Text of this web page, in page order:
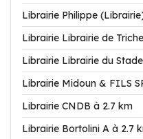
Librairie Philippe
Librairie Librairie de
Librairie Librairie du
Librairie Midoun & FILS
Librairie CNDB à 2.7 km
Librairie Bortolini A à 2.7